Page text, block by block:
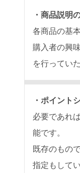
商品説明
各商品の基
購入者の興
を行ってい
ポイント
必要であれ
能です。
既存のもの
指定もして